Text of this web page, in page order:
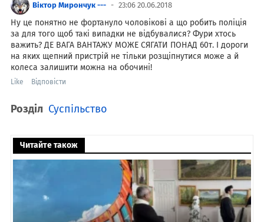
Віктор Мирончук --- 23:06 20.06.2018
Ну це понятно не фортануло чоловікові а що робить поліція
за для того щоб такі випадки не відбувалися? Фури хтось
важить? ДЕ ВАГА ВАНТАЖУ МОЖЕ СЯГАТИ ПОНАД 60т. І дороги
на яких щепний пристрій не тільки розщіпнутися може а й
колеса залишити можна на обочині!
Like Відповісти
Розділ Суспільство
Читайте також